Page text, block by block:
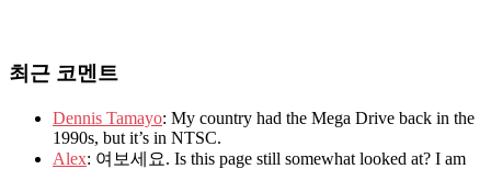
최근 코멘트
Dennis Tamayo: My country had the Mega Drive back in the
1990s, but it’s in NTSC.
Alex: 여보세요. Is this page still somewhat looked at? I am